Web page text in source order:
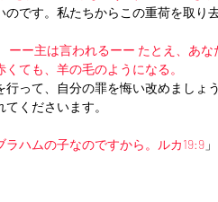
です。私たちからこの重荷を取り
ーー主は言われるーー たとえ、あ
ても、羊の毛のようになる。
って、自分の罪を悔い改めましょ
くださいます。
ハムの子なのですから。ルカ19:9 」